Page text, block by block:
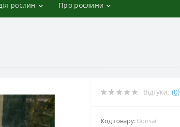
рослин Про рослини
Відгуки: (0)
Код товару: Bonsai